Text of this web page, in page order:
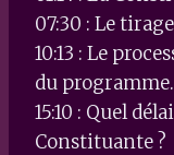
07:30 : Le
10:13 : Le
du programme.
15:10 : Quel
Constituante ?